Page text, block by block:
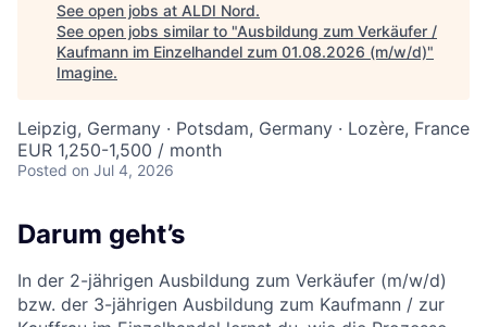
See open jobs at ALDI Nord.
See open jobs similar to "Ausbildung zum Verkäufer /
Kaufmann im Einzelhandel zum 01.08.2026 (m/w/d)"
Imagine.
Leipzig, Germany · Potsdam, Germany · Lozère, France
EUR 1,250-1,500 / month
Posted on Jul 4, 2026
Darum geht’s
In der 2-jährigen Ausbildung zum Verkäufer (m/w/d)
bzw. der 3-jährigen Ausbildung zum Kaufmann / zur